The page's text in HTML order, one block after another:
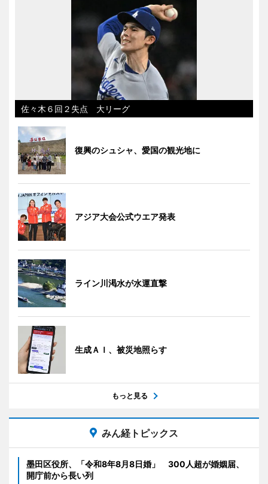
佐々木６回２失点 大リーグ
復興のシュシャ、愛国の観光地に
アジア大会公式ウエア発表
ライン川渇水が水運直撃
生成ＡＩ、被災地照らす
もっと見る
みん経トピックス
墨田区役所、「令和8年8月8日婚」 300人超が婚姻届、
開庁前から長い列